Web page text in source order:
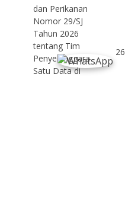
dan Perikanan
Nomor 29/SJ
Tahun 2026
tentang Tim
Penyelenggara
Satu Data di